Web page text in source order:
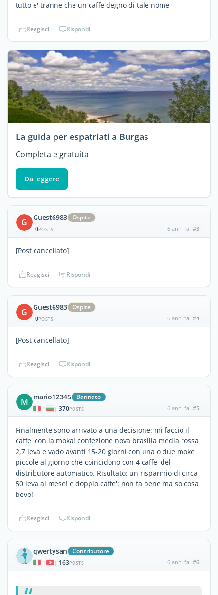
tutto e' tranne che un caffe degno di tale nome
Reagisci Rispondi
La guida per espatriati a Burgas
Completa e gratuita
Da leggere
G Guest6983
Ospite
0POSTS 6 anni fa #3
[Post cancellato]
Reagisci Rispondi
G Guest6983
Ospite
0POSTS 6 anni fa #4
[Post cancellato]
Reagisci Rispondi
M mario12345 Bannato
| 370POSTS 6 anni fa #5
Finalmente sono arrivato a una decisione: mi faccio il
caffe' con la moka! confezione nova brasilia media rossa
2,7 leva e vado avanti 15-20 giorni con una o due moke
piccole al giorno che coincidono con 4 caffe' del
distributore automatico. Risultato: un risparmio di circa
50 leva al mese! e doppio caffe': non fa bene ma so cosa
bevo!
Reagisci Rispondi
qwertysan Contributore
| 163POSTS 6 anni fa #6